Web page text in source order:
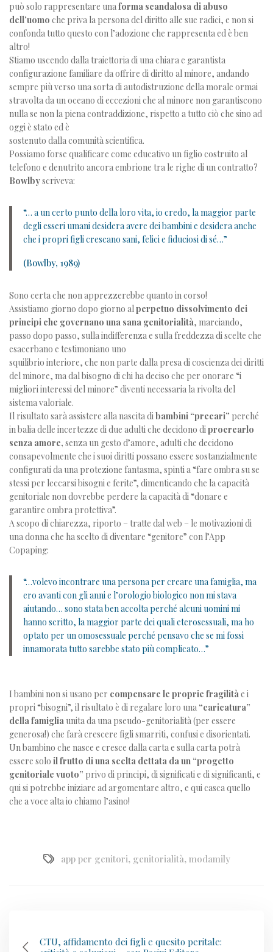
può solo rappresentare unaforma scandalosa di abuso
dell’uomo che priva la persona del diritto alle sue radici, e non si
confonda tutto questo con l’adozione che rappresenta ed è ben
altro!
Stiamo uscendo dalla traiettoria di una chiara e garantista
configurazione familiare da offrire di diritto al minore, andando
sempre più verso una sorta di autodistruzione della morale ormai
stravolta da un oceano di eccezioni che al minore non garantiscono
nulla se non la piena contraddizione, rispetto a tutto ciò che sino ad
oggi è stato ed è
sostenuto dalla comunità scientifica.
Possiamo forse qualificare come educativo un figlio costruito al
telefono e denutrito ancora embrione tra le righe di un contratto?
Bowlbyscriveva:
“… a un certo punto della loro vita, io credo, la maggior parte
degli esseri umani desidera avere dei bambini e desidera anche
che i propri figli crescano sani, felici e fiduciosi di sé…”
(Bowlby, 1989)
Sono certa che non apprezzerebbe quanto in corso!
Assistiamo giorno dopo giorno alperpetuo dissolvimento dei
principi che governano una sana genitorialità, marciando,
passo dopo passo, sulla indifferenza e sulla freddezza di scelte che
esacerbano e testimoniano uno
squilibrio interiore, che non parte dalla presa di coscienza dei diritti
del minore, ma dal bisogno di chi ha deciso che per onorare “i
migliori interessi del minore” diventi necessaria la rivolta del
sistema valoriale.
Il risultato sarà assistere alla nascita dibambini “precari” perché
in balia delle incertezze di due adulti che decidono diprocrearlo
senza amore, senza un gesto d’amore, adulti che decidono
consapevolmente che i suoi diritti possano essere sostanzialmente
configurati da una protezione fantasma, spinti a “fare ombra su se
stessi per leccarsi bisogni e ferite”, dimenticando che la capacità
genitoriale non dovrebbe perdere la capacità di “donare e
garantire ombra protettiva”.
A scopo di chiarezza, riporto – tratte dal web – le motivazioni di
una donna che ha scelto di diventare “genitore” con l’App
Copaping:
“…volevo incontrare una persona per creare una famiglia, ma
ero avanti con gli anni e l’orologio biologico non mi stava
aiutando… sono stata ben accolta perché alcuni uomini mi
hanno scritto, la maggior parte dei quali eterosessuali, ma ho
optato per un omosessuale perché pensavo che se mi fossi
innamorata tutto sarebbe stato più complicato…”
I bambini non si usano per compensare le proprie fragilitàe i
propri “bisogni”, il risultato è di regalare loro una “caricatura”
della famiglia unita da una pseudo-genitorialità (per essere
generosa!) che farà crescere figli smarriti, confusi e disorientati.
Un bambino che nasce e cresce dalla carta e sulla carta potrà
essere solo il frutto di una scelta dettata da un “progetto
genitoriale vuoto” privo di principi, di significati e di significanti, e
qui si potrebbe iniziare ad argomentare altro, e qui casca quello
che a voce alta io chiamo l’asino!
app per genitori, genitorialità, modamily
CTU, affidamento dei figli e quesito peritale: